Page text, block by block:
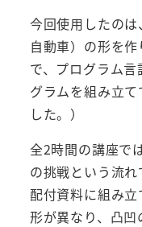
今回使用したの
自動車）の形を
で、プログラム
グラムを組み立
した。）
全2時間の講座で
の挑戦という流
配付資料に組み
形が異なり、凸